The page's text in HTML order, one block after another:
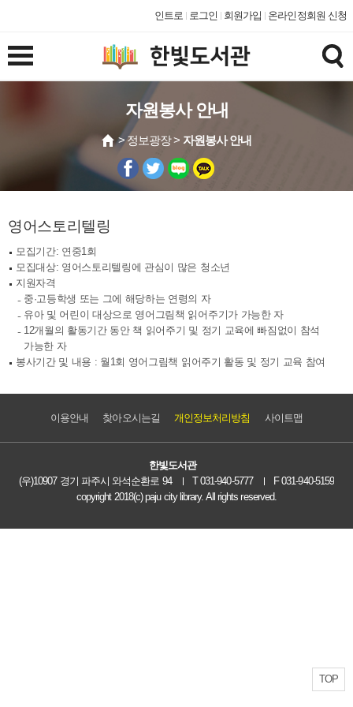
인트로 로그인 회원가입 온라인정회원 신청
자원봉사 안내
> 정보광장 > 자원봉사 안내
영어스토리텔링
모집기간: 연중1회
모집대상: 영어스토리텔링에 관심이 많은 청소년
지원자격
중·고등학생 또는 그에 해당하는 연령의 자
유아 및 어린이 대상으로 영어그림책 읽어주기가 가능한 자
12개월의 활동기간 동안 책 읽어주기 및 정기 교육에 빠짐없이 참석
가능한 자
봉사기간 및 내용 : 월1회 영어그림책 읽어주기 활동 및 정기 교육 참여
TOP
이용안내 찾아오시는길 개인정보처리방침 사이트맵
한빛도서관
(우)10907 경기 파주시 와석순환로 94
T 031-940-5777
F 031-940-5159
copyright 2018(c) paju city library. All rights reserved.